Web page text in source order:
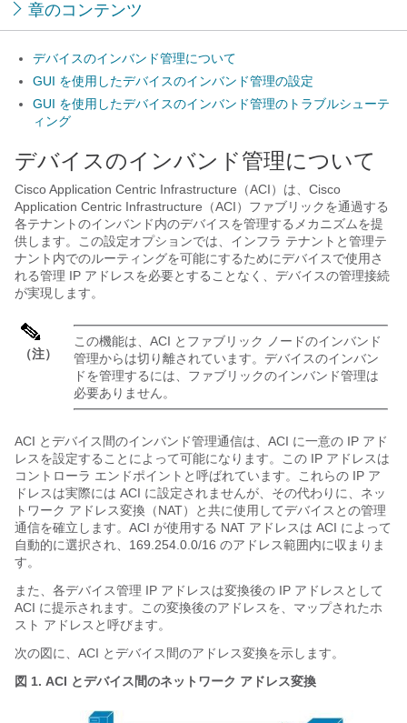
章のコンテンツ
デバイスのインバンド管理について
GUI を使用したデバイスのインバンド管理の設定
GUI を使用したデバイスのインバンド管理のトラブルシューテ
ィング
デバイスのインバンド管理について
Cisco Application Centric Infrastructure （ACI）は、 Cisco
Application Centric Infrastructure （ACI）ファブリックを通過する
各テナントのインバンド内のデバイスを管理するメカニズムを提
供します。この設定オプションでは、インフラ テナントと管理テ
ナント内でのルーティングを可能にするためにデバイスで使用さ
れる管理 IP アドレスを必要とすることなく、デバイスの管理接続
が実現します。
（注）
この機能は、 ACI とファブリック ノードのインバンド
管理からは切り離されています。デバイスのインバン
ドを管理するには、ファブリックのインバンド管理は
必要ありません。
ACI とデバイス間のインバンド管理通信は、 ACI に一意の IP アド
レスを設定することによって可能になります。この IP アドレスは
コントローラ エンドポイントと呼ばれています。これらの IP ア
ドレスは実際には ACI に設定されませんが、その代わりに、ネッ
トワーク アドレス変換（NAT）と共に使用してデバイスとの管理
通信を確立します。 ACI が使用する NAT アドレスは ACI によって
自動的に選択され、169.254.0.0/16 のアドレス範囲内に収まりま
す。
また、各デバイス管理 IP アドレスは変換後の IP アドレスとして
ACI に提示されます。この変換後のアドレスを、マップされたホ
スト アドレスと呼びます。
次の図に、 ACI とデバイス間のアドレス変換を示します。
図 1. ACI とデバイス間のネットワーク アドレス変換